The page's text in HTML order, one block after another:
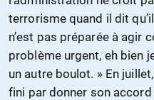
terrorisme quand il dit
n’est pas préparée à agir
problème urgent, eh bien
un autre boulot. » En
fini par donner son